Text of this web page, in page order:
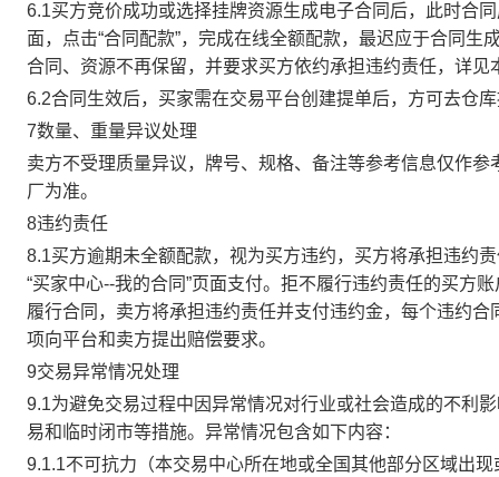
6.1买方竞价成功或选择挂牌资源生成电子合同后，此时合
面，点击“合同配款”，完成在线全额配款，最迟应于合同
合同、资源不再保留，并要求买方依约承担违约责任，详见
6.2合同生效后，买家需在交易平台创建提单后，方可去仓
7数量、重量异议处理
卖方不受理质量异议，牌号、规格、备注等参考信息仅作
厂为准。
8违约责任
8.1买方逾期未全额配款，视为买方违约，买方将承担违约
“买家中心--我的合同”页面支付。拒不履行违约责任的买方
履行合同，卖方将承担违约责任并支付违约金，每个违约
项向平台和卖方提出赔偿要求。
9交易异常情况处理
9.1为避免交易过程中因异常情况对行业或社会造成的不利
易和临时闭市等措施。异常情况包含如下内容：
9.1.1不可抗力（本交易中心所在地或全国其他部分区域出